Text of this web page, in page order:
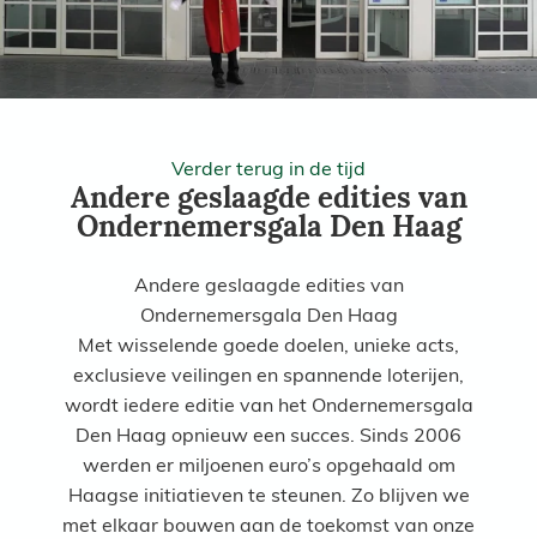
Verder terug in de tijd
Andere geslaagde edities van
Ondernemersgala Den Haag
Andere geslaagde edities van
Ondernemersgala Den Haag
Met wisselende goede doelen, unieke acts,
exclusieve veilingen en spannende loterijen,
wordt iedere editie van het Ondernemersgala
Den Haag opnieuw een succes. Sinds 2006
werden er miljoenen euro’s opgehaald om
Haagse initiatieven te steunen. Zo blijven we
met elkaar bouwen aan de toekomst van onze